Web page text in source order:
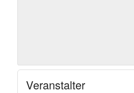
Veranstalter